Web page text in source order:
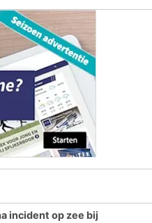
incident op zee bij